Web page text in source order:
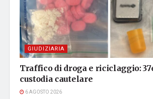
GIUDIZIARIA
Traffico di droga e riciclaggio:
custodia cautelare
6 AGOSTO 2026